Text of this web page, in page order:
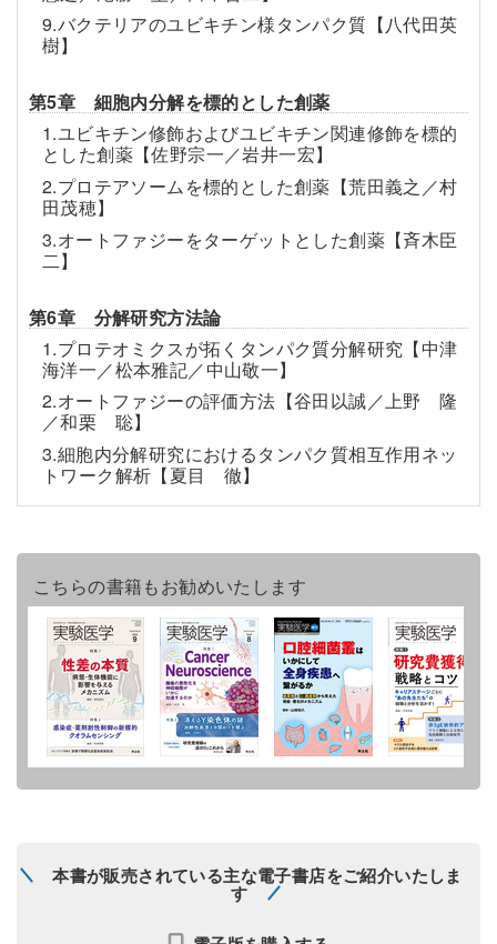
9.バクテリアのユビキチン様タンパク質【八代田英
樹】
第5章 細胞内分解を標的とした創薬
1.ユビキチン修飾およびユビキチン関連修飾を標的
とした創薬【佐野宗一／岩井一宏】
2.プロテアソームを標的とした創薬【荒田義之／村
田茂穂】
3.オートファジーをターゲットとした創薬【斉木臣
二】
第6章 分解研究方法論
1.プロテオミクスが拓くタンパク質分解研究【中津
海洋一／松本雅記／中山敬一】
2.オートファジーの評価方法【谷田以誠／上野 隆
／和栗 聡】
3.細胞内分解研究におけるタンパク質相互作用ネッ
トワーク解析【夏目 徹】
こちらの書籍もお勧めいたします
本書が販売されている主な電子書店をご紹介いたしま
す